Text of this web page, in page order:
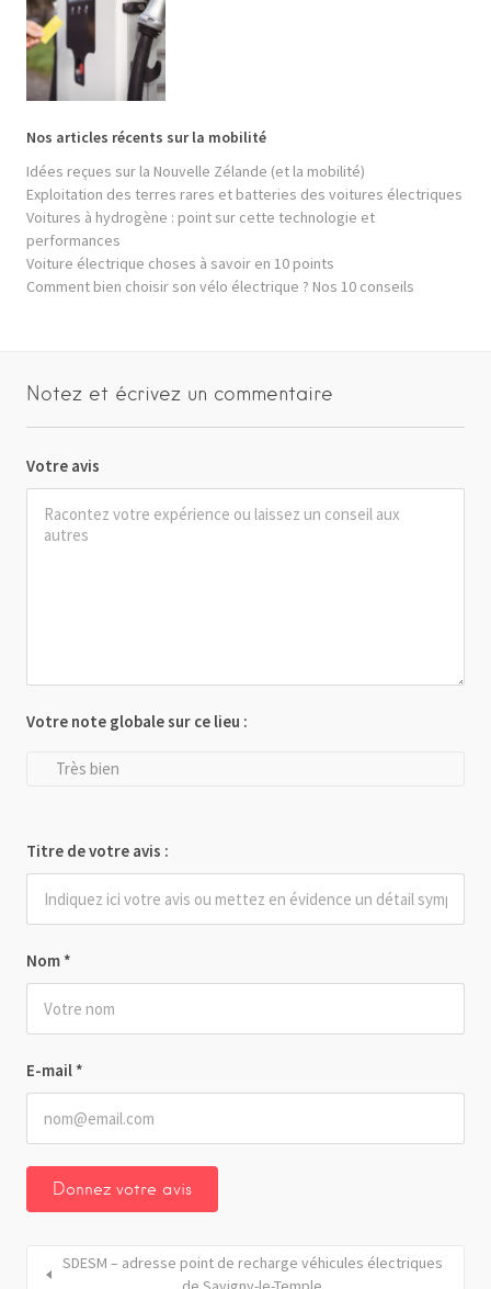
Nos articles récents sur la mobilité
Idées reçues sur la Nouvelle Zélande (et la mobilité)
Exploitation des terres rares et batteries des voitures électriques
Voitures à hydrogène : point sur cette technologie et
performances
Voiture électrique choses à savoir en 10 points
Comment bien choisir son vélo électrique ? Nos 10 conseils
Notez et écrivez un commentaire
Votre avis
Nom *
E-mail *
Votre note globale sur ce lieu :
Très bien
Titre de votre avis :
SDESM – adresse point de recharge véhicules électriques